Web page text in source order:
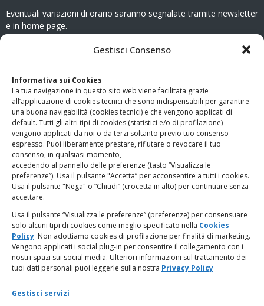
Gestisci Consenso
Informativa sui Cookies
La tua navigazione in questo sito web viene facilitata grazie
all’applicazione di cookies tecnici che sono indispensabili per garantire
una buona navigabilità (cookies tecnici) e che vengono applicati di
default. Tutti gli altri tipi di cookies (statistici e/o di profilazione)
vengono applicati da noi o da terzi soltanto previo tuo consenso
espresso. Puoi liberamente prestare, rifiutare o revocare il tuo
consenso, in qualsiasi momento,
accedendo al pannello delle preferenze (tasto “Visualizza le
preferenze”). Usa il pulsante "Accetta” per acconsentire a tutti i cookies.
Usa il pulsante "Nega" o “Chiudi” (crocetta in alto) per continuare senza
accettare.
Usa il pulsante “Visualizza le preferenze” (preferenze) per consensuare
solo alcuni tipi di cookies come meglio specificato nella Cookies
Policy Non adottiamo cookies di profilazione per finalità di marketing.
Vengono applicati i social plug-in per consentire il collegamento con i
nostri spazi sui social media. Ulteriori informazioni sul trattamento dei
tuoi dati personali puoi leggerle sulla nostra Privacy Policy
Gestisci servizi
Eventuali variazioni di orario saranno segnalate tramite newsletter
e in home page.
www.odg.toscana.it – testata registrata presso il Tribunale di
Firenze al nr. 5208 dell’ 08.10.2002. Direttore responsabile:
Giampaolo Marchini – C.F. 80005790482
LINK UTILI
PagoPA
Privacy Policy
Regolamento categorie particolari di dati personali e dati
giudiziari
Amministrazione Trasparente